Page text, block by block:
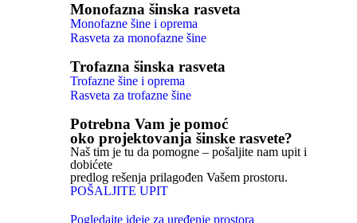
Monofazna šinska rasveta
Monofazne šine i oprema
Rasveta za monofazne šine
Trofazna šinska rasveta
Trofazne šine i oprema
Rasveta za trofazne šine
Potrebna Vam je pomoć
oko projektovanja šinske rasvete?
Naš tim je tu da pomogne – pošaljite nam upit i
dobićete
predlog rešenja prilagođen Vašem prostoru.
POŠALJITE UPIT
Pogledajte ideje za uređenje prostora